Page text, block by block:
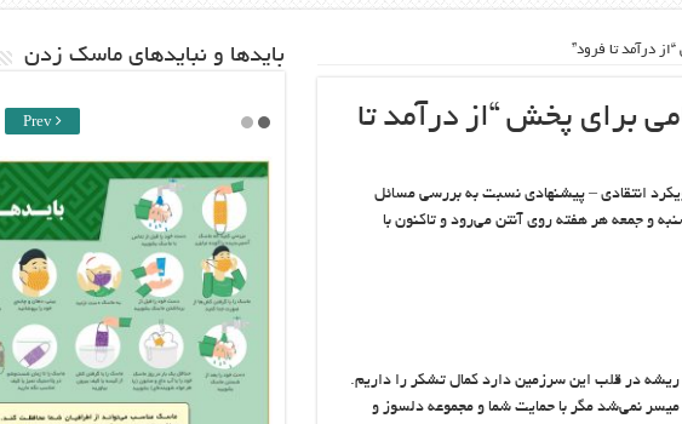
درآمد تا فرود”
برای پخش “از درآمد تا
انتقادی – پیشنهادی نسبت به بررسی مسائل
و جمعه هر هفته روي آنتن مي‌رود و تاكنون با
در قلب اين سرزمين دارد كمال تشكر را داريم.
نمي‌شد مگر با حمايت شما و مجموعه دلسوز و
باید‌ها و نبایدهای ماسک زدن
Prev